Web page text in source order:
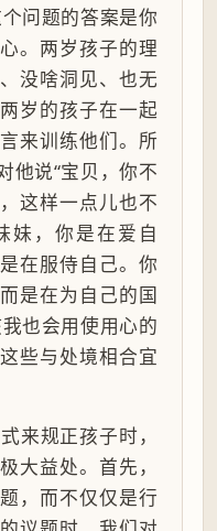
问题的答案是你
。两岁孩子的理
没啥洞见、也无
岁的孩子在一起
来训练他们。所
他说“宝贝，你不
这样一点儿也不
妹，你是在爱自
在服侍自己。你
是在为自己的国
也会用使用心的
些与处境相合宜
来规正孩子时，
大益处。首先，
，而不仅仅是行